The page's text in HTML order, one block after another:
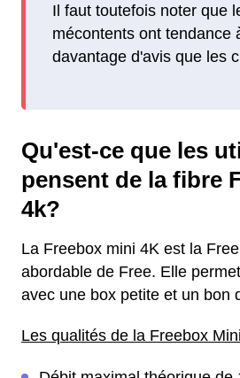
Il faut toutefois noter que
mécontents ont tendance
davantage d'avis que les
Qu'est-ce que les
pensent de la fibre
4k?
La Freebox mini 4K est la
abordable de Free. Elle
avec une box petite et un bon
Les qualités de la Freebox